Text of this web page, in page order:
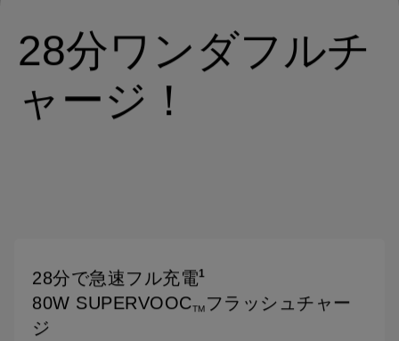
ポートレートモード 高級感あふれるデザイン
28分ワンダフルチ
ャージ！
28分で急速フル充電1
80W SUPERVOOCTM フラッシュチャー
ジ